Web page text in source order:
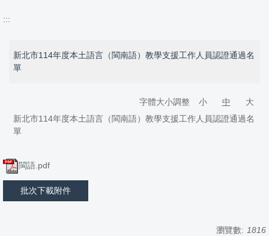
:::
新北市114年度本土語言（閩南語）教學支援工作人員認證通過名
單
字體大小調整 小 中
大
新北市114年度本土語言（閩南語）教學支援工作人員認證通過名
單
閩語.pdf
批次下載附件
瀏覽數: 1816